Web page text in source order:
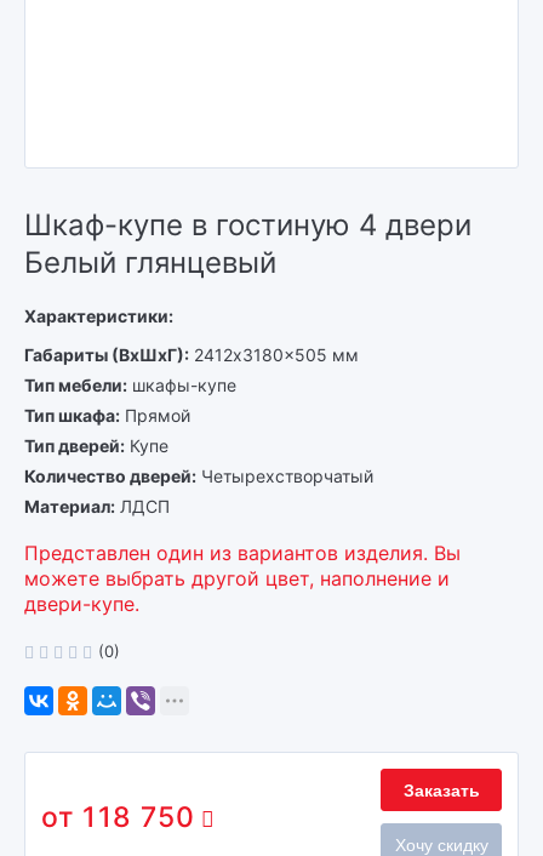
Шкаф-купе в гостиную 4 двери
Белый глянцевый
Характеристики:
Габариты (ВхШхГ) 2412x3180x505 мм
Тип мебели шкафы-купе
Тип шкафа Прямой
Тип дверей Купе
Количество дверей Четырехстворчатый
Материал ЛДСП
Представлен один из вариантов изделия. Вы
можете выбрать другой цвет, наполнение и
двери-купе.
(0)
118 750
Заказать
Хочу скидку